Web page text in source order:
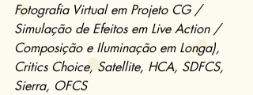
Fotografia Virtual em Projeto CG /
Simulação de Efeitos em Live Action /
Composição e Iluminação em Longa),
Critics Choice, Satellite, HCA, SDFCS,
Sierra, OFCS